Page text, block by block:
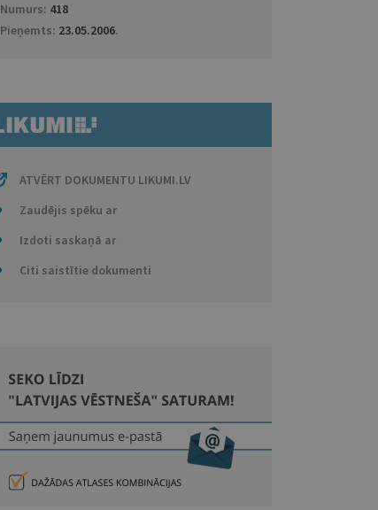
Numurs: 418
Pieņemts: 23.05.2006.
ATVĒRT DOKUMENTU LIKUMI.LV
Zaudējis spēku ar
Izdoti saskaņā ar
Citi saistītie dokumenti